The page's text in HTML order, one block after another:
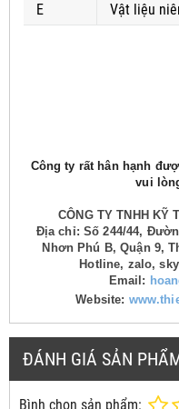
E
Vật liệu
Công ty rất hân hạnh
vui
CÔNG TY TNHH KỸ
Địa chỉ: Số 244/44,
Nhơn Phú B, Quận 9,
Hotline, zalo,
Email:
Website:
ĐÁNH GIÁ SẢN
Bình chọn sản phẩm: